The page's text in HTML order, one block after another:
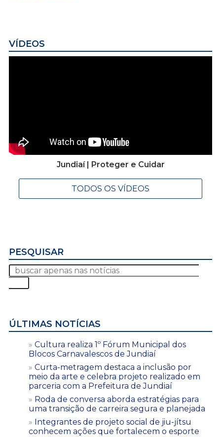
VÍDEOS
Jundiaí | Proteger e Cuidar
TODOS OS VÍDEOS
PESQUISAR
ÚLTIMAS NOTÍCIAS
Cultura realiza 1º Fórum Municipal dos
Blocos Carnavalescos de Jundiaí
Curta-metragem destaca a inclusão por
meio da arte e celebra projeto realizado em
parceria com a Prefeitura de Jundiaí
Roda de conversa aborda estratégias para
uma transição de carreira segura e planejada
Integrantes de projeto social de jiu-jítsu
conhecem ações que fortalecem o esporte